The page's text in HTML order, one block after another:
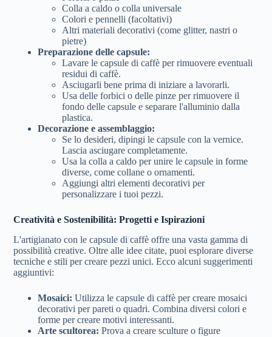
Colla a caldo o colla universale
Colori e pennelli (facoltativi)
Altri materiali decorativi (come glitter, nastri o
pietre)
Preparazione delle capsule:
Lavare le capsule di caffè per rimuovere eventuali
residui di caffè.
Asciugarli bene prima di iniziare a lavorarli.
Usa delle forbici o delle pinze per rimuovere il
fondo delle capsule e separare l'alluminio dalla
plastica.
Decorazione e assemblaggio:
Se lo desideri, dipingi le capsule con la vernice.
Lascia asciugare completamente.
Usa la colla a caldo per unire le capsule in forme
diverse, come collane o ornamenti.
Aggiungi altri elementi decorativi per
personalizzare i tuoi pezzi.
Creatività e Sostenibilità: Progetti e Ispirazioni
L'artigianato con le capsule di caffè offre una vasta gamma di
possibilità creative. Oltre alle idee citate, puoi esplorare diverse
tecniche e stili per creare pezzi unici. Ecco alcuni suggerimenti
aggiuntivi:
Mosaici: Utilizza le capsule di caffè per creare mosaici
decorativi per pareti o quadri. Combina diversi colori e
forme per creare motivi interessanti.
Arte scultorea: Prova a creare sculture o figure